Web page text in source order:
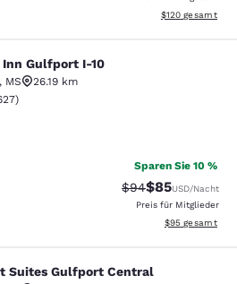
Geschätzte
$120 gesamt
I-10
Gulfport I-10
, MS
26.19 km
Bewertung. Gut. 2627 Bewertungen
)
Sparen Sie 10 %
$94Vergünstigter
$85USD/Nacht
Preis für Mitglieder
Geschätzte
$95 gesamt
Gulfport Central
Suites Gulfport Central